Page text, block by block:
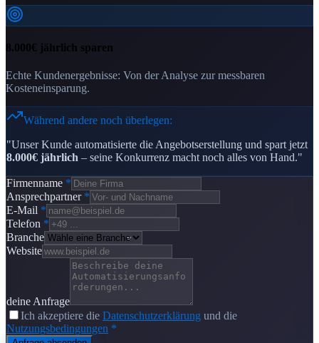
8.000€ jährlich sparen
Echte Kundenergebnisse: Von der Analyse zur messbaren
Kosteneinsparung.
Während andere noch überlegen:
"Unser Kunde automatisierte die Angebotserstellung und spart jetzt
8.000€ jährlich – seine Konkurrenz macht noch alles von Hand."
Firmenname *
Ansprechpartner *
E-Mail *
Telefon *
Branche
Website
deine Anfrage
Ich akzeptiere die Datenschutzerklärung und die
Nutzungsbedingungen *